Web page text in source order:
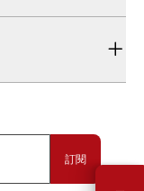
訂閱